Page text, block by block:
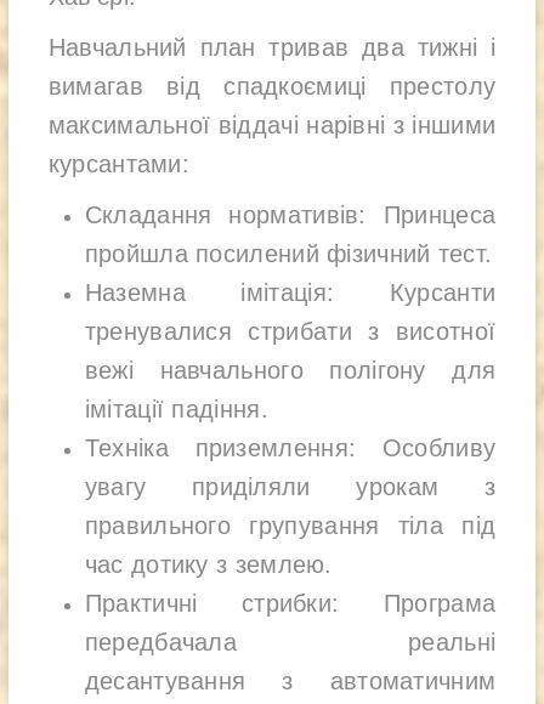
Навчальний план тривав два тижні і
вимагав від спадкоємиці престолу
максимальної віддачі нарівні з іншими
курсантами:
Складання нормативів: Принцеса
пройшла посилений фізичний тест.
Наземна імітація: Курсанти
тренувалися стрибати з висотної
вежі навчального полігону для
імітації падіння.
Техніка приземлення: Особливу
увагу приділяли урокам з
правильного групування тіла під
час дотику з землею.
Практичні стрибки: Програма
передбачала реальні
десантування з автоматичним